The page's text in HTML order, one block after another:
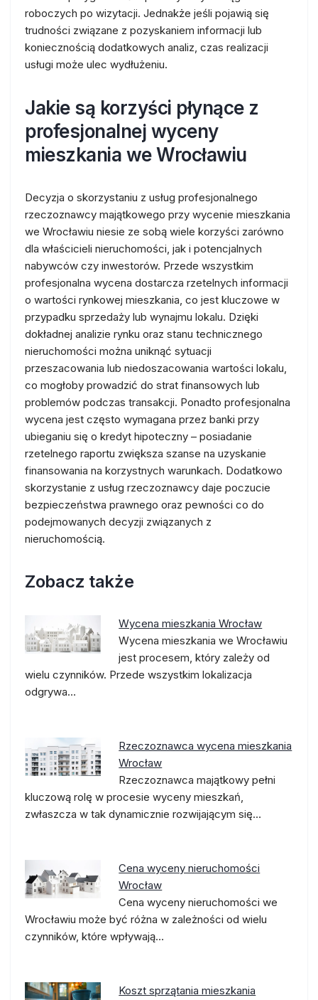
roboczych po wizytacji. Jednakże jeśli pojawią się
trudności związane z pozyskaniem informacji lub
koniecznością dodatkowych analiz, czas realizacji
usługi może ulec wydłużeniu.
Jakie są korzyści płynące z
profesjonalnej wyceny
mieszkania we Wrocławiu
Decyzja o skorzystaniu z usług profesjonalnego
rzeczoznawcy majątkowego przy wycenie mieszkania
we Wrocławiu niesie ze sobą wiele korzyści zarówno
dla właścicieli nieruchomości, jak i potencjalnych
nabywców czy inwestorów. Przede wszystkim
profesjonalna wycena dostarcza rzetelnych informacji
o wartości rynkowej mieszkania, co jest kluczowe w
przypadku sprzedaży lub wynajmu lokalu. Dzięki
dokładnej analizie rynku oraz stanu technicznego
nieruchomości można uniknąć sytuacji
przeszacowania lub niedoszacowania wartości lokalu,
co mogłoby prowadzić do strat finansowych lub
problemów podczas transakcji. Ponadto profesjonalna
wycena jest często wymagana przez banki przy
ubieganiu się o kredyt hipoteczny – posiadanie
rzetelnego raportu zwiększa szanse na uzyskanie
finansowania na korzystnych warunkach. Dodatkowo
skorzystanie z usług rzeczoznawcy daje poczucie
bezpieczeństwa prawnego oraz pewności co do
podejmowanych decyzji związanych z
nieruchomością.
Zobacz także
Wycena mieszkania Wrocław
Wycena mieszkania we Wrocławiu
jest procesem, który zależy od
wielu czynników. Przede wszystkim lokalizacja
odgrywa…
Rzeczoznawca wycena mieszkania
Wrocław
Rzeczoznawca majątkowy pełni
kluczową rolę w procesie wyceny mieszkań,
zwłaszcza w tak dynamicznie rozwijającym się…
Cena wyceny nieruchomości
Wrocław
Cena wyceny nieruchomości we
Wrocławiu może być różna w zależności od wielu
czynników, które wpływają…
Koszt sprzątania mieszkania